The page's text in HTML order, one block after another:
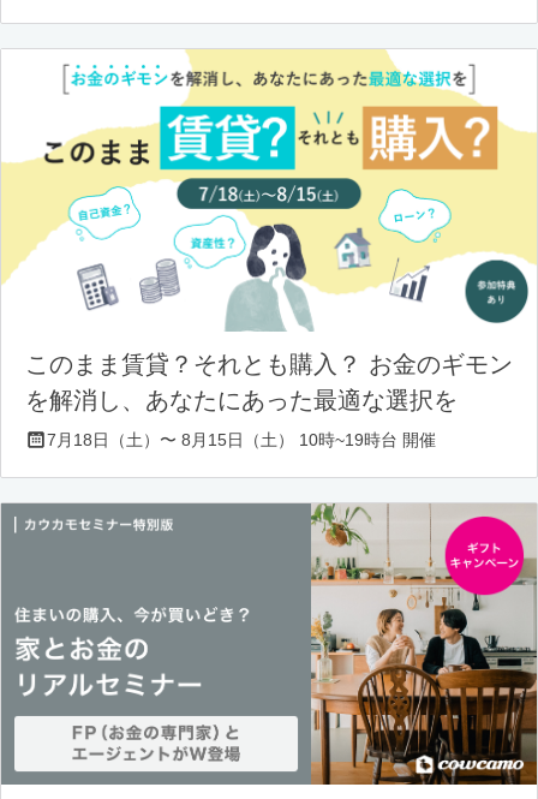
このまま賃貸？それとも購入？ お金のギモン
を解消し、あなたにあった最適な選択を
7月18日（土）〜 8月15日（土） 10時~19時台 開催